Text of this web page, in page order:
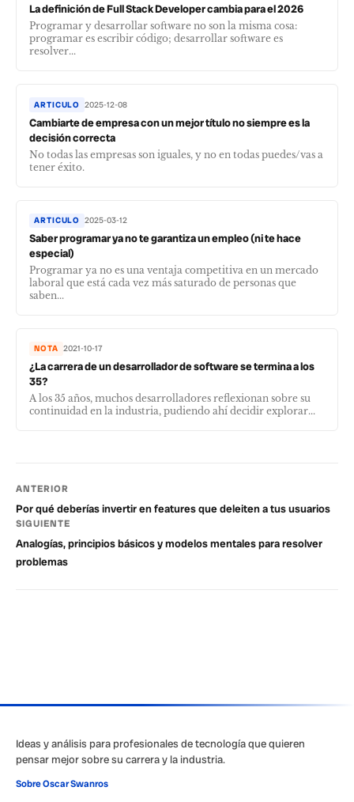
La definición de Full Stack Developer cambia para el 2026
Programar y desarrollar software no son la misma cosa:
programar es escribir código; desarrollar software es
resolver...
ARTICULO 2025-12-08
Cambiarte de empresa con un mejor título no siempre es la
decisión correcta
No todas las empresas son iguales, y no en todas puedes/vas a
tener éxito.
ARTICULO 2025-03-12
Saber programar ya no te garantiza un empleo (ni te hace
especial)
Programar ya no es una ventaja competitiva en un mercado
laboral que está cada vez más saturado de personas que
saben...
NOTA 2021-10-17
¿La carrera de un desarrollador de software se termina a los
35?
A los 35 años, muchos desarrolladores reflexionan sobre su
continuidad en la industria, pudiendo ahí decidir explorar...
ANTERIOR
Por qué deberías invertir en features que deleiten a tus usuarios
SIGUIENTE
Analogías, principios básicos y modelos mentales para resolver
problemas
Ideas y análisis para profesionales de tecnología que quieren
pensar mejor sobre su carrera y la industria.
Sobre Oscar Swanros